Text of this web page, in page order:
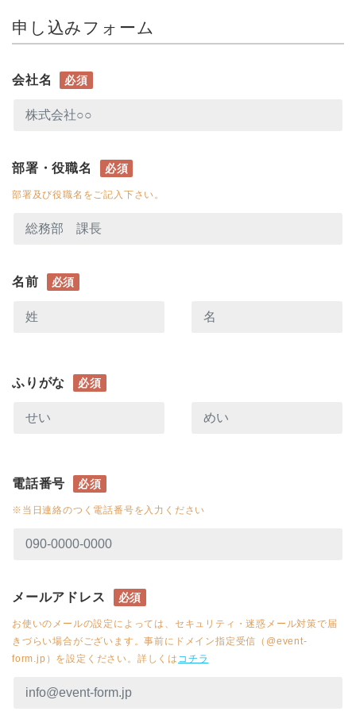
申し込みフォーム
会社名 必須
部署・役職名 必須
部署及び役職名をご記入下さい。
名前 必須
ふりがな 必須
電話番号 必須
※当日連絡のつく電話番号を入力ください
メールアドレス 必須
お使いのメールの設定によっては、セキュリティ・迷惑メール対策で届
きづらい場合がございます。事前にドメイン指定受信（@event-
form.jp）を設定ください。詳しくは コチラ